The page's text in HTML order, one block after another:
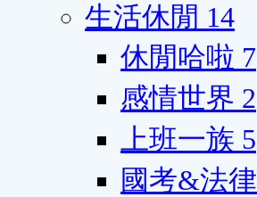
生活休閒 14
休閒哈啦 7
感情世界 2
上班一族 5
國考&法律